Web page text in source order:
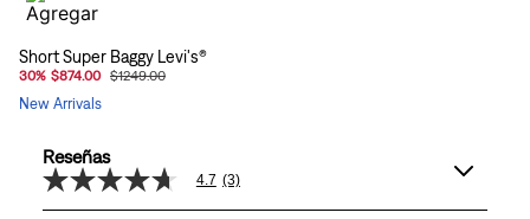
Short Super Baggy Levi's®
30% $874.00 $1249.00
New Arrivals
Reseñas
4.7
de
4.7 (3)